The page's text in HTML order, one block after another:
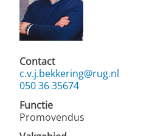
Contact
c.v.j.bekkering@rug.nl
050 36 35674
Functie
Promovendus